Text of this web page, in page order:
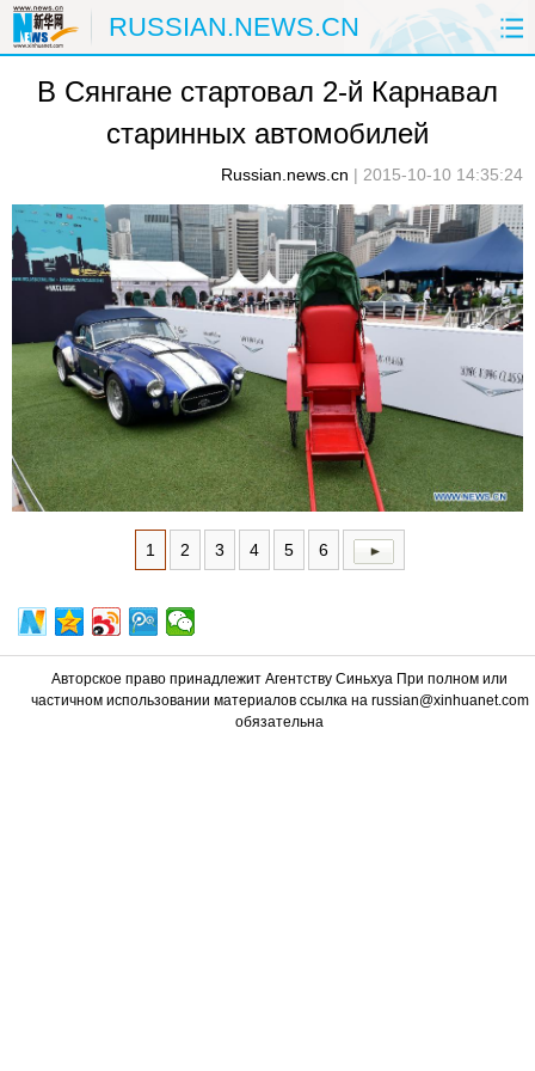
RUSSIAN.NEWS.CN
ГЛАВНАЯ КИТАЙ РФ И СНГ
В МИРЕ ЭКОНОМИКА ОБЩЕСТВО
НАУКА ПРИРОДА КУЛЬТУРА
СПОРТ ЗДОРОВЬЕ ФОТОЛЕНТЫ
СПЕЦТЕМЫ
В Сянгане стартовал 2-й Карнавал
старинных автомобилей
Russian.news.cn | 2015-10-10 14:35:24
1 2 3 4 5 6
Авторское право принадлежит Агентству Синьхуа При полном или
частичном использовании материалов ссылка на russian@xinhuanet.com
обязательна